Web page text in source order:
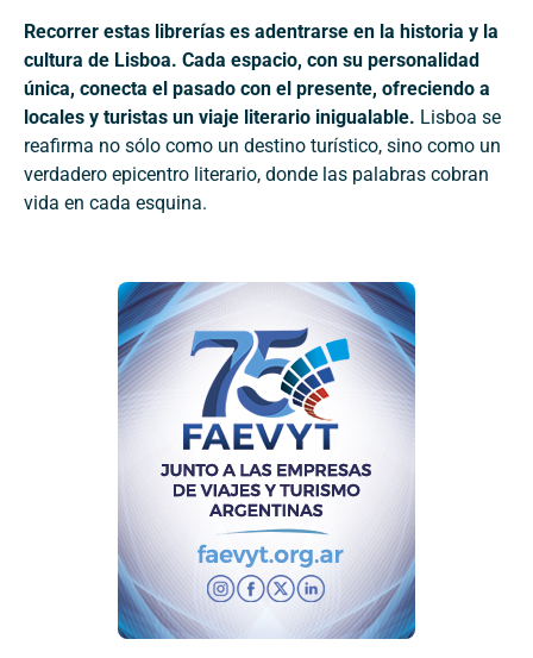
Recorrer estas librerías es adentrarse en la historia y la
cultura de Lisboa. Cada espacio, con su personalidad
única, conecta el pasado con el presente, ofreciendo a
locales y turistas un viaje literario inigualable. Lisboa se
reafirma no sólo como un destino turístico, sino como un
verdadero epicentro literario, donde las palabras cobran
vida en cada esquina.